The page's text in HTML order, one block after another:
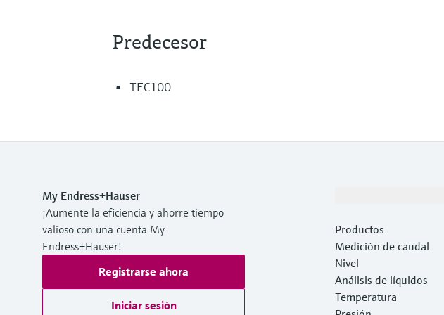
Predecesor
TEC100
My Endress+Hauser
¡Aumente la eficiencia y ahorre tiempo
valioso con una cuenta My
Endress+Hauser!
Registrarse ahora
Iniciar sesión
Productos
Medición de caudal
Nivel
Análisis de líquidos
Temperatura